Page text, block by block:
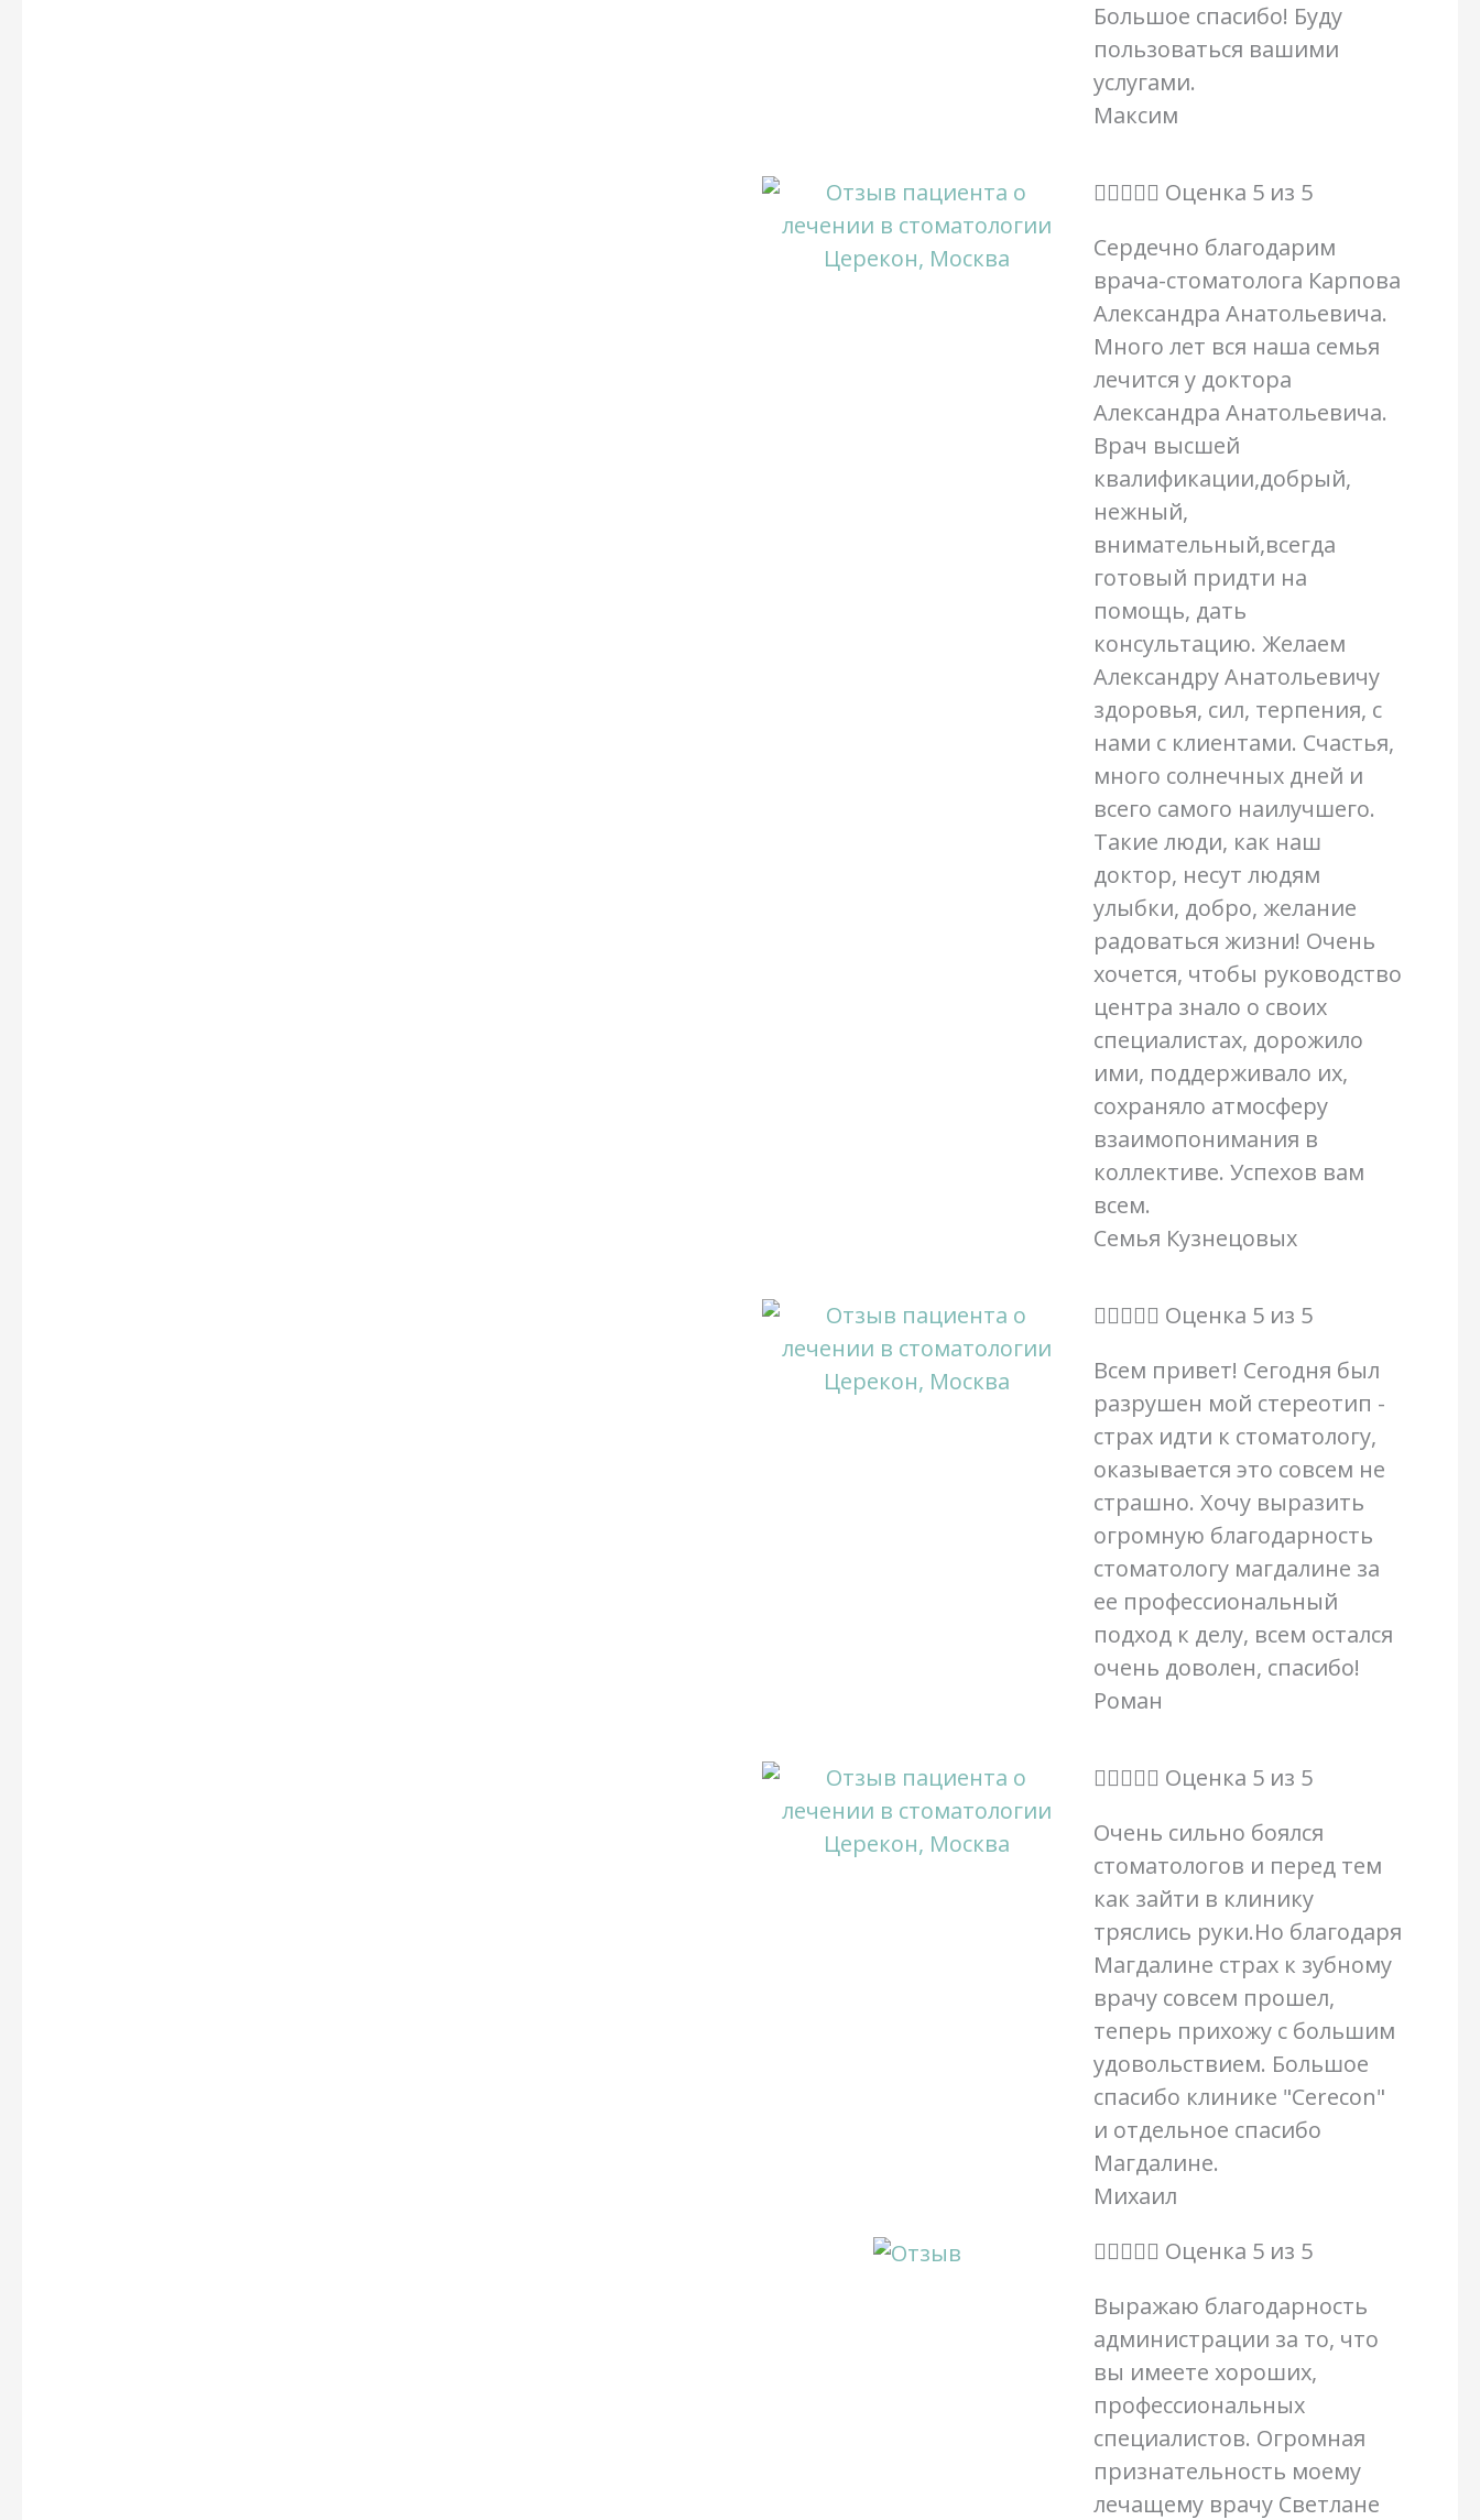
Большое спасибо! Буду
пользоваться вашими
услугами.
Максим
 Оценка 5 из 5
Сердечно благодарим
врача-стоматолога Карпова
Александра Анатольевича.
Много лет вся наша семья
лечится у доктора
Александра Анатольевича.
Врач высшей
квалификации,добрый,
нежный,
внимательный,всегда
готовый придти на
помощь, дать
консультацию. Желаем
Александру Анатольевичу
здоровья, сил, терпения, с
нами с клиентами. Счастья,
много солнечных дней и
всего самого наилучшего.
Такие люди, как наш
доктор, несут людям
улыбки, добро, желание
радоваться жизни! Очень
хочется, чтобы руководство
центра знало о своих
специалистах, дорожило
ими, поддерживало их,
сохраняло атмосферу
взаимопонимания в
коллективе. Успехов вам
всем.
Семья Кузнецовых
 Оценка 5 из 5
Всем привет! Сегодня был
разрушен мой стереотип -
страх идти к стоматологу,
оказывается это совсем не
страшно. Хочу выразить
огромную благодарность
стоматологу магдалине за
ее профессиональный
подход к делу, всем остался
очень доволен, спасибо!
Роман
 Оценка 5 из 5
Очень сильно боялся
стоматологов и перед тем
как зайти в клинику
тряслись руки.Но благодаря
Магдалине страх к зубному
врачу совсем прошел,
теперь прихожу с большим
удовольствием. Большое
спасибо клинике "Cerecon"
и отдельное спасибо
Магдалине.
Михаил
 Оценка 5 из 5
Выражаю благодарность
администрации за то, что
вы имеете хороших,
профессиональных
специалистов. Огромная
признательность моему
лечащему врачу Светлане